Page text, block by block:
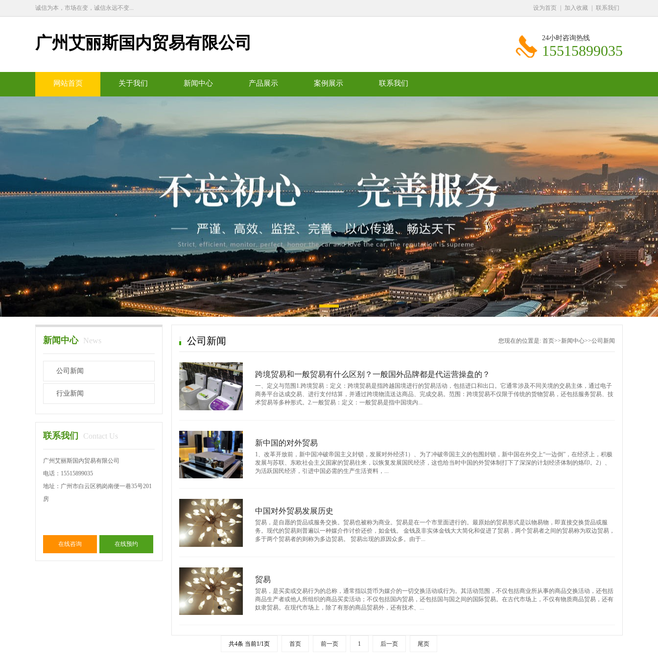
诚信为本，市场在变，诚信永远不变... 设为首页 加入收藏 联系我们
广州艾丽斯国内贸易有限公司 24小时咨询热线
15515899035
网站首页 关于我们 新闻中心 产品展示 案例展示 联系我们
新闻中心 News
公司新闻
行业新闻
联系我们 Contact Us
广州艾丽斯国内贸易有限公司
电话：15515899035
地址：广州市白云区鸦岗南便一巷35号201
房
在线咨询 在线预约
公司新闻 您现在的位置是: 首页>>新闻中心>>公司新闻
跨境贸易和一般贸易有什么区别？一般国外品牌都是代运营操盘的？
一、定义与范围1.跨境贸易：定义：跨境贸易是指跨越国境进行的贸易活动，包括进口和出口。它通常涉及不同关境的交易主体，通过电子
商务平台达成交易、进行支付结算，并通过跨境物流送达商品、完成交易。范围：跨境贸易不仅限于传统的货物贸易，还包括服务贸易、技
术贸易等多种形式。2.一般贸易：定义：一般贸易是指中国境内...
新中国的对外贸易
1、改革开放前，新中国冲破帝国主义封锁，发展对外经济1）、为了冲破帝国主义的包围封锁，新中国在外交上“一边倒”，在经济上，积极
发展与苏联、东欧社会主义国家的贸易往来，以恢复发展国民经济，这也给当时中国的外贸体制打下了深深的计划经济体制的烙印。2）、
为活跃国民经济，引进中国必需的生产生活资料，...
中国对外贸易发展历史
贸易，是自愿的货品或服务交换。贸易也被称为商业。贸易是在一个市里面进行的。最原始的贸易形式是以物易物，即直接交换货品或服
务。现代的贸易则普遍以一种媒介作讨价还价，如金钱。 金钱及非实体金钱大大简化和促进了贸易，两个贸易者之间的贸易称为双边贸易，
多于两个贸易者的则称为多边贸易。 贸易出现的原因众多。由于...
贸易
贸易，是买卖或交易行为的总称，通常指以货币为媒介的一切交换活动或行为。其活动范围，不仅包括商业所从事的商品交换活动，还包括
商品生产者或他人所组织的商品买卖活动；不仅包括国内贸易，还包括国与国之间的国际贸易。在古代市场上，不仅有物质商品贸易，还有
奴隶贸易。在现代市场上，除了有形的商品贸易外，还有技术、...
共4条 当前1/1页 首页 前一页 1 后一页 尾页